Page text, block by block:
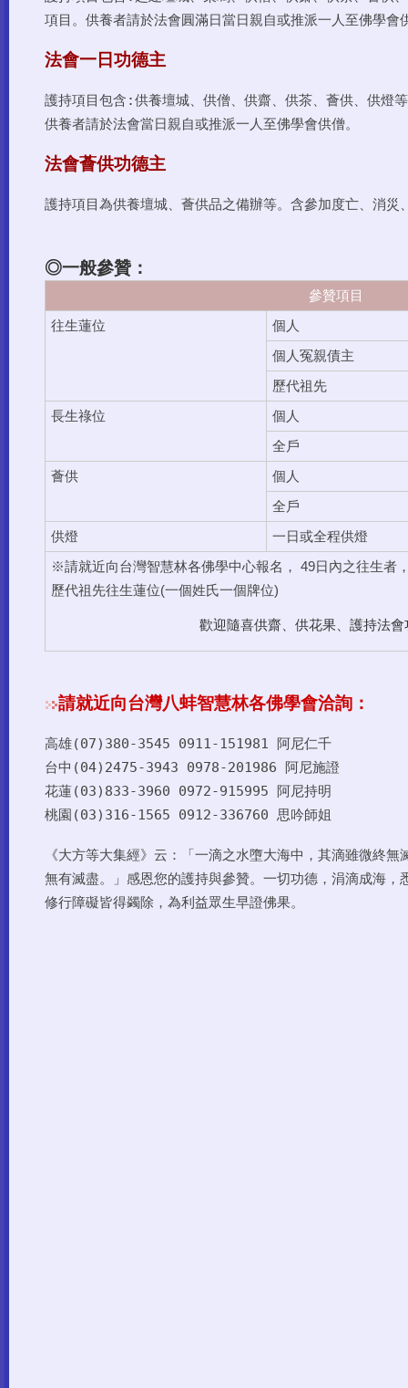
項目。供養者請於法會圓滿日當日親自或推派一人至佛學會
法會一日功德主
護持項目包含:供養壇城、供僧、供齋、供茶、薈供、供燈
供養者請於法會當日親自或推派一人至佛學會供僧。
法會薈供功德主
護持項目為供養壇城、薈供品之備辦等。含參加度亡、消災
◎一般參贊：
參贊項目
往生蓮位
個人
個人冤親債主
歷代祖先
長生祿位
個人
全戶
薈供
個人
全戶
供燈
一日或全程供燈
※請就近向台灣智慧林各佛學中心報名， 49日內之往生者
歷代祖先往生蓮位(一個姓氏一個牌位)
歡迎隨喜供齋、供花果、護持法
請就近向台灣八蚌智慧林各佛學會洽詢：
高雄(07)380-3545 0911-151981 阿尼仁千
台中 (04)2475-3943 0978-201986 阿尼施證
花蓮(03)833-3960 0972-915995 阿尼持明
桃園 (03)316-1565 0912-336760 思吟師姐
《大方等大集經》云：「一滴之水墮大海中，其滴雖微終
無有滅盡。」感恩您的護持與參贊。一切功德，涓滴成海，
修行障礙皆得蠲除，為利益眾生早證佛果。